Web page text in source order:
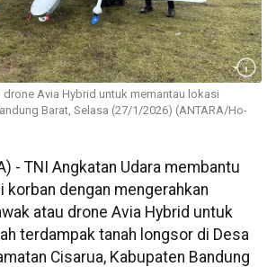
drone Avia Hybrid untuk memantau lokasi
Barat, Selasa (27/1/2026) (ANTARA/Ho-
- TNI Angkatan Udara membantu
dengan mengerahkan
atau drone Avia Hybrid untuk
terdampak tanah longsor di Desa
Cisarua, Kabupaten Bandung